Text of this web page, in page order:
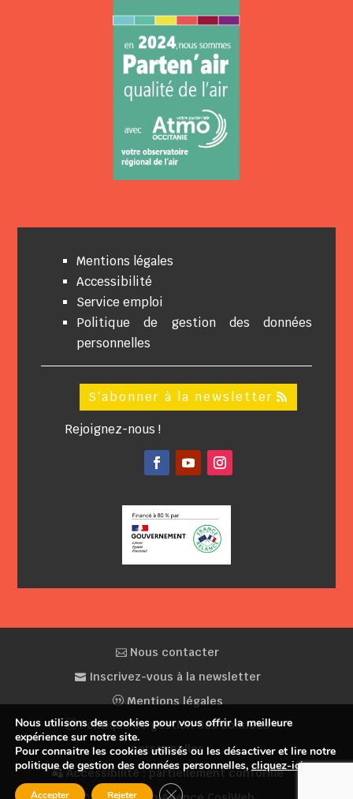
Mentions légales
Accessibilité
Service emploi
Politique de gestion des données
personnelles
S'abonner à la newsletter
Rejoignez-nous !
Nous contacter
Inscrivez-vous à la newsletter
Mentions légales
Politique de gestion des données
personnelles
Accessibilité : partiellement conforme
Nous utilisons des cookies pour vous offrir la meilleure
expérience sur notre site.
Pour connaitre les cookies utilisés ou les désactiver et lire notre
politique de gestion des données personnelles, cliquez-ici.
Accepter Rejeter Fermer la bannière des cookies